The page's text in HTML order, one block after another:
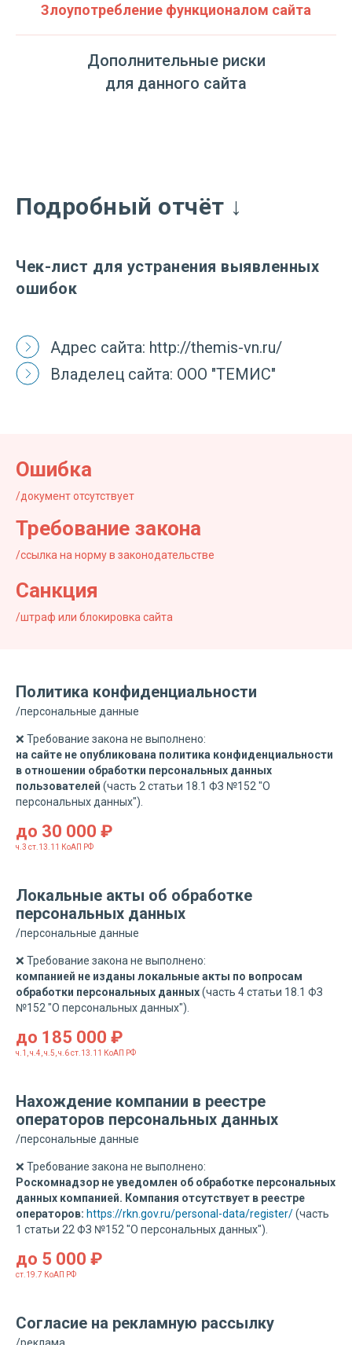
Злоупотребление функционалом сайта
Дополнительные риски
для данного сайта
Подробный отчёт ↓
Чек-лист для устранения выявленных
ошибок
Адрес сайта: http://themis-vn.ru/
Владелец сайта: ООО "ТЕМИС"
Ошибка
/документ отсутствует
Требование закона
/ссылка на норму в законодательстве
Санкция
/штраф или блокировка сайта
Политика конфиденциальности
/персональные данные
❌ Требование закона не выполнено:
на сайте не опубликована политика конфиденциальности
в отношении обработки персональных данных
пользователей (часть 2 статьи 18.1 ФЗ №152 "О
персональных данных").
до 30 000 ₽
ч.3 ст.13.11 КоАП РФ
Локальные акты об обработке
персональных данных
/персональные данные
❌ Требование закона не выполнено:
компанией не изданы локальные акты по вопросам
обработки персональных данных(часть 4 статьи 18.1 ФЗ
№152 "О персональных данных").
до 185 000 ₽
ч.1, ч.4, ч.5, ч.6 ст.13.11 КоАП РФ
Нахождение компании в реестре
операторов персональных данных
/персональные данные
❌ Требование закона не выполнено:
Роскомнадзор не уведомлен об обработке персональных
данных компанией. Компания отсутствует в реестре
операторов: https://rkn.gov.ru/personal-data/register/(часть
1 статьи 22 ФЗ №152 "О персональных данных").
до 5 000 ₽
ст.19.7 КоАП РФ
Согласие на рекламную рассылку
/реклама